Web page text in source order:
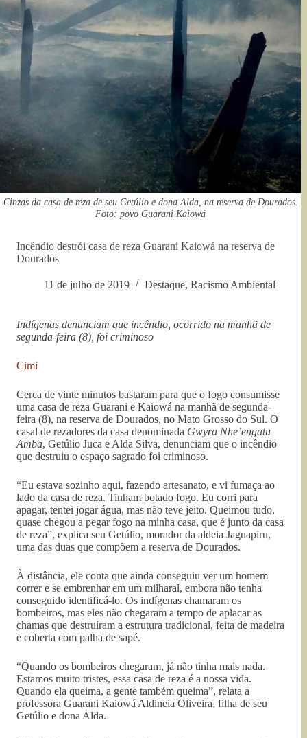
Cinzas da casa de reza de seu Getúlio e dona Alda, na reserva de Dourados.
Foto: povo Guarani Kaiowá
Incêndio destrói casa de reza Guarani Kaiowá na reserva de
Dourados
11 de julho de 2019 Destaque, Racismo Ambiental
Indígenas denunciam que incêndio, ocorrido na manhã de
segunda-feira (8), foi criminoso
Cimi
Cerca de vinte minutos bastaram para que o fogo consumisse
uma casa de reza Guarani e Kaiowá na manhã de segunda-
feira (8), na reserva de Dourados, no Mato Grosso do Sul. O
casal de rezadores da casa denominada Gwyra Nhe’engatu
Amba, Getúlio Juca e Alda Silva, denunciam que o incêndio
que destruiu o espaço sagrado foi criminoso.
“Eu estava sozinho aqui, fazendo artesanato, e vi fumaça ao
lado da casa de reza. Tinham botado fogo. Eu corri para
apagar, tentei jogar água, mas não teve jeito. Queimou tudo,
quase chegou a pegar fogo na minha casa, que é junto da casa
de reza”, explica seu Getúlio, morador da aldeia Jaguapiru,
uma das duas que compõem a reserva de Dourados.
À distância, ele conta que ainda conseguiu ver um homem
correr e se embrenhar em um milharal, embora não tenha
conseguido identificá-lo. Os indígenas chamaram os
bombeiros, mas eles não chegaram a tempo de aplacar as
chamas que destruíram a estrutura tradicional, feita de madeira
e coberta com palha de sapé.
“Quando os bombeiros chegaram, já não tinha mais nada.
Estamos muito tristes, essa casa de reza é a nossa vida.
Quando ela queima, a gente também queima”, relata a
professora Guarani Kaiowá Aldineia Oliveira, filha de seu
Getúlio e dona Alda.